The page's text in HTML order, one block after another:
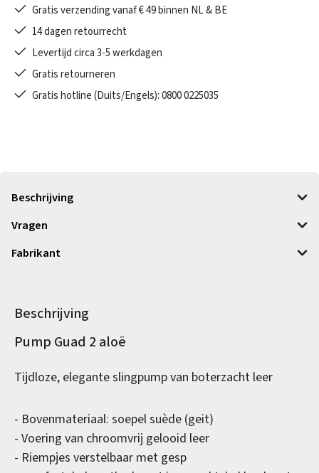
Gratis verzending vanaf € 49 binnen NL & BE
14 dagen retourrecht
Levertijd circa 3-5 werkdagen
Gratis retourneren
Gratis hotline (Duits/Engels): 0800 0225035
Beschrijving
Vragen
Fabrikant
Beschrijving
Productinformatie
Pump Guad 2 aloë
Tijdloze, elegante slingpump van boterzacht leer
- Bovenmateriaal: soepel suède (geit)
- Voering van chroomvrij gelooid leer
- Riempjes verstelbaar met gesp